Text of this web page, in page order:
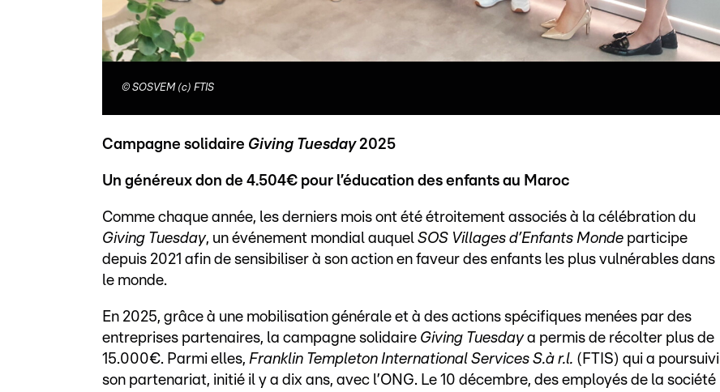
© SOSVEM (c) FTIS
Campagne solidaire Giving Tuesday2025
Un généreux don de 4.504€ pour l’éducation des enfants au Maroc
Comme chaque année, les derniers mois ont été étroitement associés à la célébration du
Giving Tuesday, un événement mondial auquel SOS Villages d’Enfants Monde participe
depuis 2021 afin de sensibiliser à son action en faveur des enfants les plus vulnérables dans
le monde.
En 2025, grâce à une mobilisation générale et à des actions spécifiques menées par des
entreprises partenaires, la campagne solidaire Giving Tuesdaya permis de récolter plus de
15.000€. Parmi elles, Franklin Templeton International Services S.à r.l. (FTIS) qui a poursuivi
son partenariat, initié il y a dix ans, avec l’ONG. Le 10 décembre, des employés de la société